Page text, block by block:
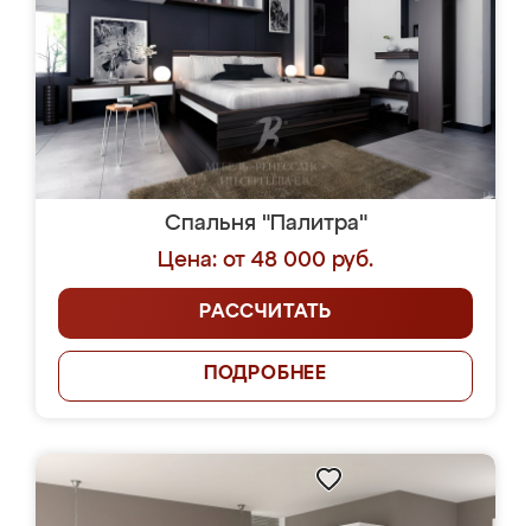
Спальня "Палитра"
Цена: от 48 000 руб.
РАССЧИТАТЬ
ПОДРОБНЕЕ